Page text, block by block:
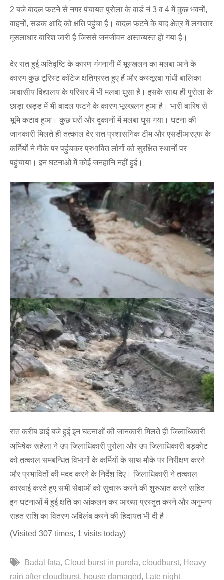
2 बजे बादल फटने से नगर पंचायत पुरोला के वार्ड नं 3 व 4 में कुछ भवनों,
वाहनों, सडक आदि को क्षति पहुंचा है। बादल फटने के बाद क्षेत्र में लगातार
मूसलाधार बारिश जारी है जिससे जनजीवन अस्तव्यस्त हो गया है।
देर रात हुई अतिवृष्टि के कारण गंगनानी में भूस्खलन का मलबा आने के
कारण कुछ टूरिस्ट कॉटेज क्षतिग्रस्त हुए हैं और कस्तूरबा गांधी बालिका
आवासीय विद्यालय के परिसर में भी मलबा घुसा है। इसके साथ ही पुरोला के
छाड़ा खड्ड में भी बादल फटने के कारण भूस्खलन हुआ है। भारी बारिष से
भूमि कटाव हुआ। कुछ घरों और दुकानों में मलबा घुस गया। घटना की
जानकारी मिलते ही तत्काल देर रात प्रशासनिक टीम और एसडीआरएफ के
कर्मियों ने मौके पर पहुंचकर प्रभावित लोगों को सुरक्षित स्थानों पर
पहुंचाया। इन घटनाओं में कोई जनहानि नहीं हुई।
रात करीब ढाई बजे हुई इन घटनाओं की जानकारी मिलते ही जिलाधिकारी
अभिषेक रूहेला ने उप जिलाधिकारी पुरोला और उप जिलाधिकारी बड़कोट
को तत्काल समबन्धित विभागों के कर्मियों के साथ मौके पर निरीक्षण करने
और प्रभावितों की मदद करने के निर्देश दिए। जिलाधिकारी ने तत्काल
कारवाई करते हुए सभी सेवाओं को सुचारू करने की शुरुआत करने सहित
इन घटनाओं में हुई क्षति का आंकलन कर आख्या प्रस्तुत करने और अनुमन्य
राहत राशि का वितरण अविलंब करने की हिदायत भी दी है।
(Visited 307 times, 1 visits today)
Badal fata Cloud burst in purola cloudburst
Heavy
rain after cloudburst house damaged Late night